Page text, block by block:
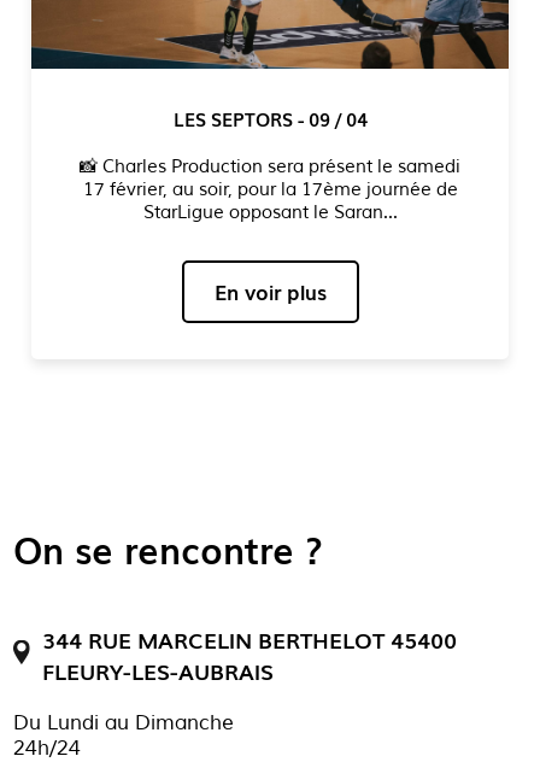
LES SEPTORS - 09 / 04
📸 Charles Production sera présent le samedi
17 février, au soir, pour la 17ème journée de
StarLigue opposant le Saran...
En voir plus
On se rencontre ?
344 RUE MARCELIN BERTHELOT 45400
FLEURY-LES-AUBRAIS
Du Lundi au Dimanche
24h/24